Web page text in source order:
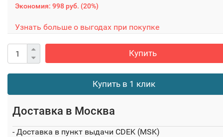
Экономия: 998 руб. (20%)
Узнать больше о выгодах при покупке
Купить
Купить в 1 клик
Доставка в Москва
- Доставка в пункт выдачи CDEK (MSK)